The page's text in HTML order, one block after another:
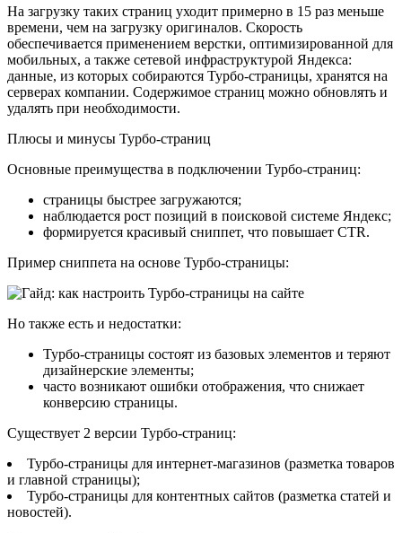
На загрузку таких страниц уходит примерно в 15 раз меньше
времени, чем на загрузку оригиналов. Скорость
обеспечивается применением верстки, оптимизированной для
мобильных, а также сетевой инфраструктурой Яндекса:
данные, из которых собираются Турбо-страницы, хранятся на
серверах компании. Содержимое страниц можно обновлять и
удалять при необходимости.
Плюсы и минусы Турбо-страниц
Основные преимущества в подключении Турбо-страниц:
страницы быстрее загружаются;
наблюдается рост позиций в поисковой системе Яндекс;
формируется красивый сниппет, что повышает CTR.
Пример сниппета на основе Турбо-страницы:
Но также есть и недостатки:
Турбо-страницы состоят из базовых элементов и теряют
дизайнерские элементы;
часто возникают ошибки отображения, что снижает
конверсию страницы.
Существует 2 версии Турбо-страниц:
Турбо-страницы для интернет-магазинов (разметка товаров
и главной страницы);
Турбо-страницы для контентных сайтов (разметка статей и
новостей).